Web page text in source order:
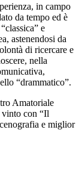
in campo
da tempo ed è
e
astenendosi da
di ricercare e
nella
“drammatico”.
Amatoriale
con “Il
e miglior